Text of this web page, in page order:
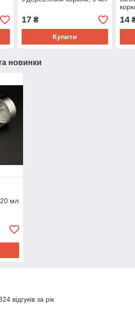
17₴
Купити
14
новинки
мл
відгуків за рік